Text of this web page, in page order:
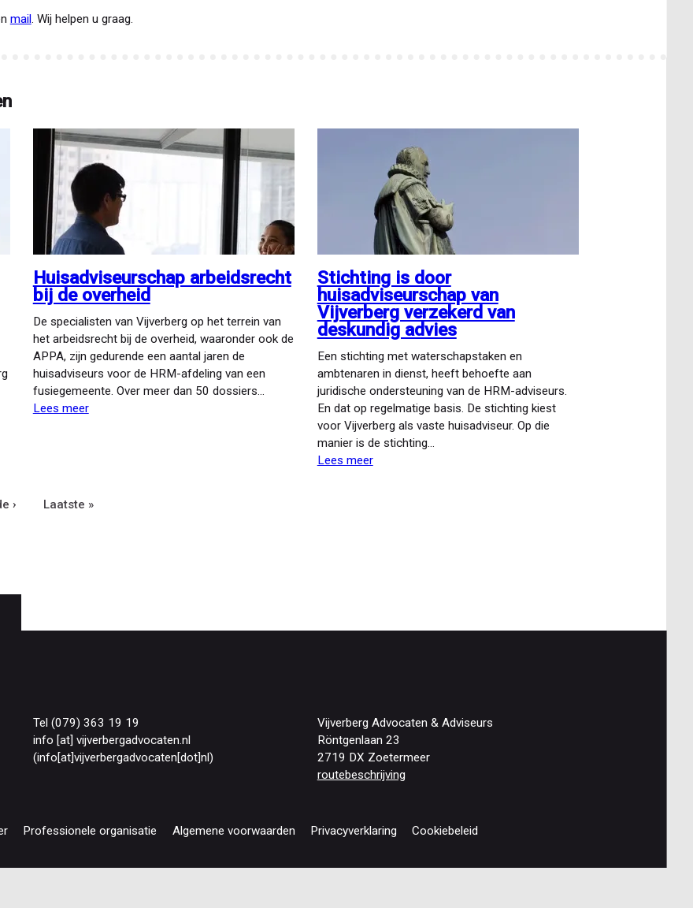
mail. Wij helpen u graag.
Huisadviseurschap arbeidsrecht
bij de overheid
De specialisten van Vijverberg op het terrein van
het arbeidsrecht bij de overheid, waaronder ook de
APPA, zijn gedurende een aantal jaren de
huisadviseurs voor de HRM-afdeling van een
fusiegemeente. Over meer dan 50 dossiers…
Lees meerover
Stichting is door
huisadviseurschap van
Vijverberg verzekerd van
deskundig advies
Een stichting met waterschapstaken en
ambtenaren in dienst, heeft behoefte aan
juridische ondersteuning van de HRM-adviseurs.
En dat op regelmatige basis. De stichting kiest
voor Vijverberg als vaste huisadviseur. Op die
manier is de stichting…
Lees meerover
advies
› Laatste
Laatste »
Tel (079) 363 19 19
info [at] vijverbergadvocaten.nl
(info[at]vijverbergadvocaten[dot]nl)
Vijverberg Advocaten & Adviseurs
Röntgenlaan 23
2719 DX Zoetermeer
routebeschrijving
Professionele organisatie Algemene voorwaarden Privacyverklaring Cookiebeleid